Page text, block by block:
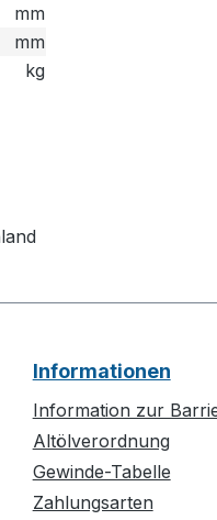
mm
mm
kg
Informationen
Information zur
Altölverordnung
Gewinde-Tabelle
Zahlungsarten